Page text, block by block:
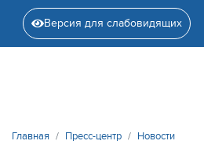
Версия для слабовидящих
Главная Пресс-центр Новости